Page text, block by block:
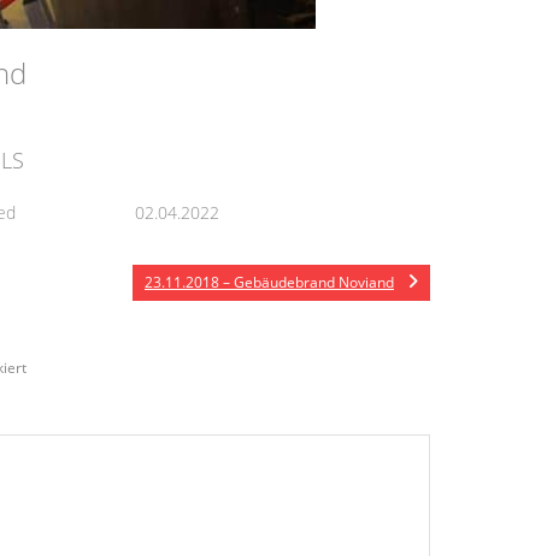
02.04.2022
23.11.2018 – Gebäudebrand Noviand